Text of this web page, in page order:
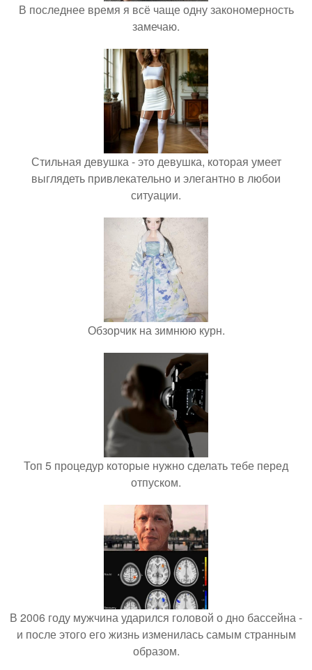
В последнее время я всё чаще одну закономерность
замечаю.
Стильная девушка - это девушка, которая умеет
выглядеть привлекательно и элегантно в любои
ситуации.
Обзорчик на зимнюю курн.
Топ 5 процедур которые нужно сделать тебе перед
отпуском.
В 2006 году мужчина ударился головой о дно бассейна -
и после этого его жизнь изменилась самым странным
образом.